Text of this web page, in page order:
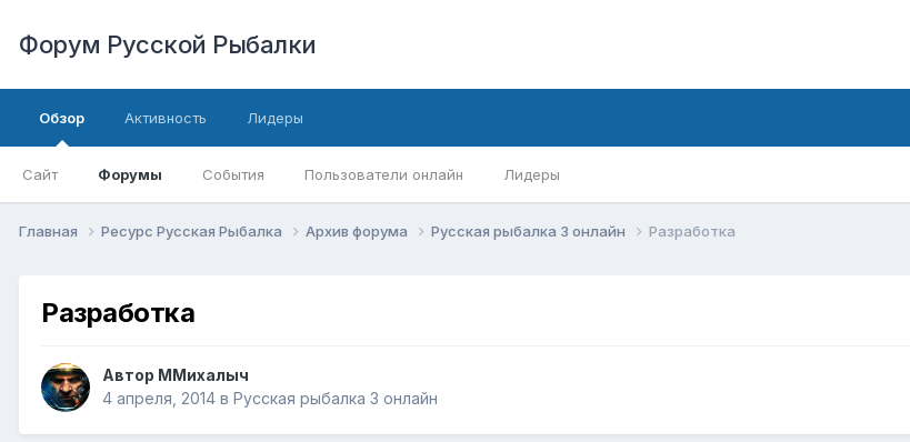
Форум Русской Рыбалки
Обзор
Сайт Форумы События Пользователи онлайн Лидеры
Активность Лидеры
Главная Ресурс Русская Рыбалка Архив форума Русская рыбалка 3 онлайн Разработка
Разработка
Автор ММихалыч
4 апреля, 2014 в Русская рыбалка 3 онлайн